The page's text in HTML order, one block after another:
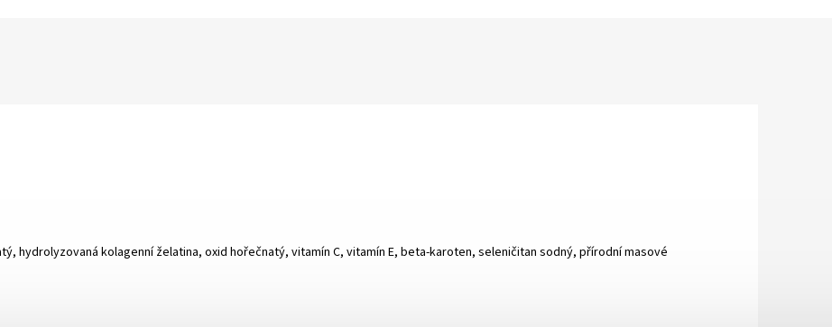
hydrolyzovaná kolagenní želatina, oxid hořečnatý, vitamín C, vitamín E, beta-karoten, seleničitan sodný, přírodní masové